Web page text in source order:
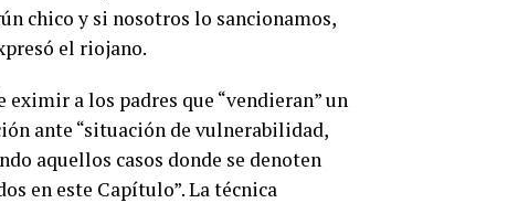
chico y si nosotros lo sancionamos,
el riojano.
a los padres que “vendieran” un
ante “situación de vulnerabilidad,
aquellos casos donde se denoten
en este Capítulo”. La técnica